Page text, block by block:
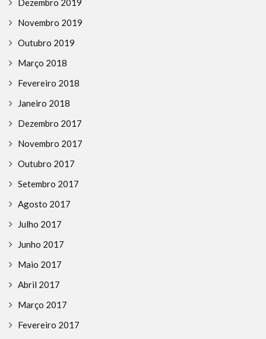
Dezembro 2019
Novembro 2019
Outubro 2019
Março 2018
Fevereiro 2018
Janeiro 2018
Dezembro 2017
Novembro 2017
Outubro 2017
Setembro 2017
Agosto 2017
Julho 2017
Junho 2017
Maio 2017
Abril 2017
Março 2017
Fevereiro 2017